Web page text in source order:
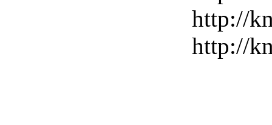
http://
http://